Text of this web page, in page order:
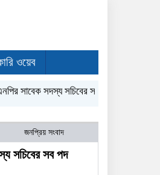
ওয়েব
সাবেক সদস্য সচিবের সব পদ স্থগিত
জনপ্রিয় সংবাদ
সচিবের সব পদ